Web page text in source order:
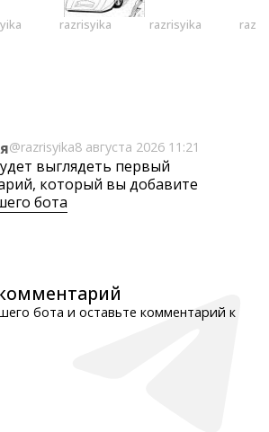
razrisyika razrisyika
@razrisyika8 августа 2026 11:21
выглядеть первый
который вы добавите
бота
бота и оставьте комментарий к